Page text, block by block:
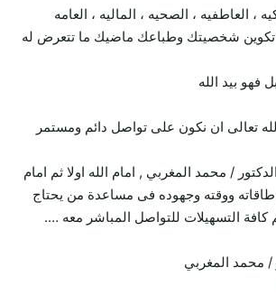
، العاطفيه ، الصحيه ، الماليه ، العامه
تكوين شخصيتك وطباعك ماضيك ما تتعرض له
فهو بيد الله
تعالى ان نكون على تواصل دائم ومستمر
/ محمد المغربي , امام الله اولا ثم امام
ووقته وجهوده فى مساعدة من يحتاج
كافة التسهيلات للتواصل المباشر معه ….
/ محمد المغربي